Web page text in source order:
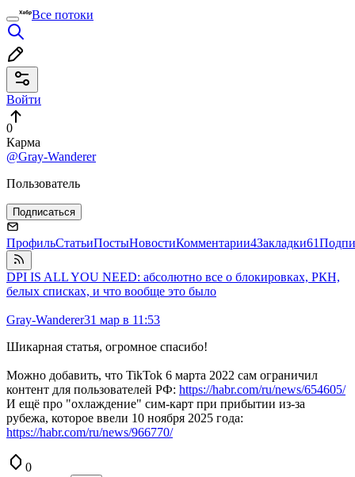
Все потоки
Войти
0
Карма
@Gray-Wanderer
Пользователь
Подписаться
ПрофильСтатьиПостыНовостиКомментарии4Закладки61
DPI IS ALL YOU NEED: абсолютно все о блокировках, РКН,
белых списках, и что вообще это было
Gray-Wanderer31 мар в 11:53
Шикарная статья, огромное спасибо!
Можно добавить, что TikTok 6 марта 2022 сам ограничил
контент для пользователей РФ: https://habr.com/ru/news/654605/
И ещё про "охлаждение" сим-карт при прибытии из-за
рубежа, которое ввели 10 ноября 2025 года:
https://habr.com/ru/news/966770/
0